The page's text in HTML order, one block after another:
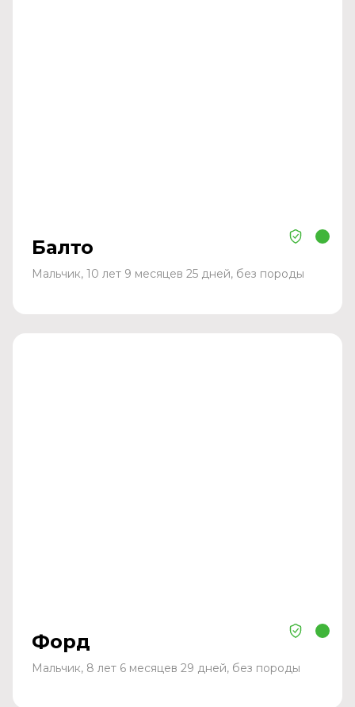
Балто
Мальчик, 10 лет 9 месяцев 25 дней, без породы
Форд
Мальчик, 8 лет 6 месяцев 29 дней, без породы